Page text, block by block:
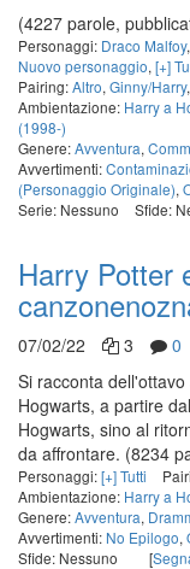
(4227 parole,
Personaggi: Draco Malfoy,
Nuovo personaggio, [+]
Pairing:Altro, Ginny/Harry,
Ambientazione: Harry a
(1998-)
Genere:Avventura,
Avvertimenti:
(Personaggio Originale),
Serie: Nessuno
Sfide:
Harry Potter
07/02/22 3 0
Si racconta
Hogwarts, a partire
Hogwarts, sino al
da affrontare. (8234
Personaggi:[+] Tutti
Ambientazione: Harry a
Genere:Avventura,
Avvertimenti: No Epilogo,
Sfide: Nessuno
[